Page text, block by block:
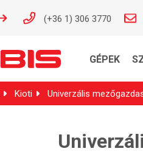
(+36 1) 306 3770
GÉPEK
Kioti Univerzális